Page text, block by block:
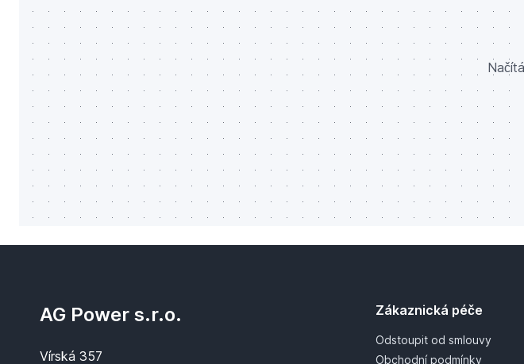
AG Power s.r.o.
Vírská 357
Zákaznická péče
Odstoupit od smlouvy
Obchodní podmínky